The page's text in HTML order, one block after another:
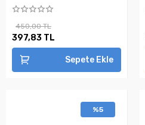
450,00 TL
397,83 TL
Sepete Ekle
%5